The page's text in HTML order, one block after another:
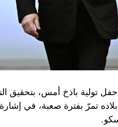
تولية باذخ أمس، بتحقيق
تمرّ بفترة صعبة، في